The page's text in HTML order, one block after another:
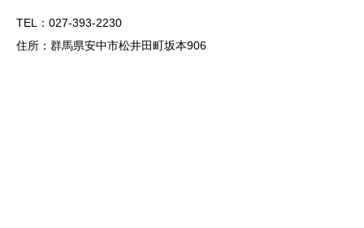
TEL：027-393-2230
住所：群馬県安中市松井田町坂本906